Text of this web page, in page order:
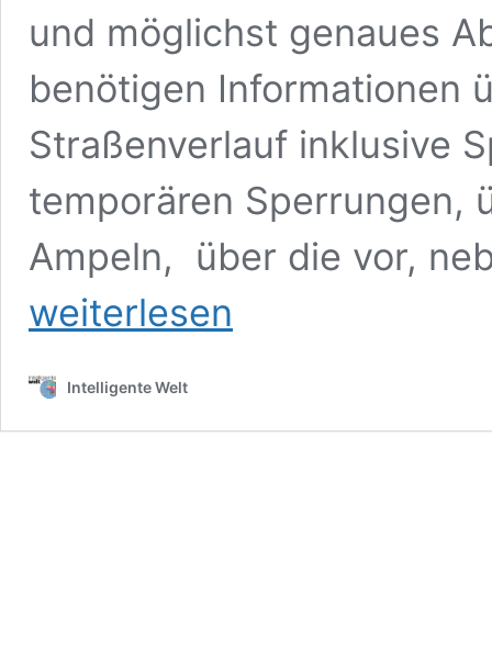
und möglichst genaues
benötigen Informationen
Straßenverlauf inklusive
temporären Sperrungen,
Ampeln, über die vor,
weiterlesen
Intelligente Welt